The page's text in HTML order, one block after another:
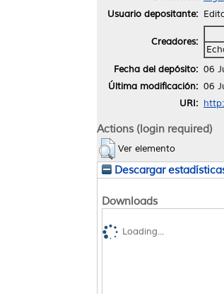
Usuario depositante:
Creadores:
Fecha del depósito: 06
Última modificación: 06
URI:
Actions (login required)
Ver elemento
Descargar
Downloads
Loading...